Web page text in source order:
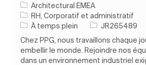
Architectural EMEA
Catégorie
RH, Corporatif et administratif
Type d’emploi
À temps plein ID de l’emploi
JR265489
Chez PPG, nous travaillons chaque
embellir le monde. Rejoindre nos
dans un environnement industriel